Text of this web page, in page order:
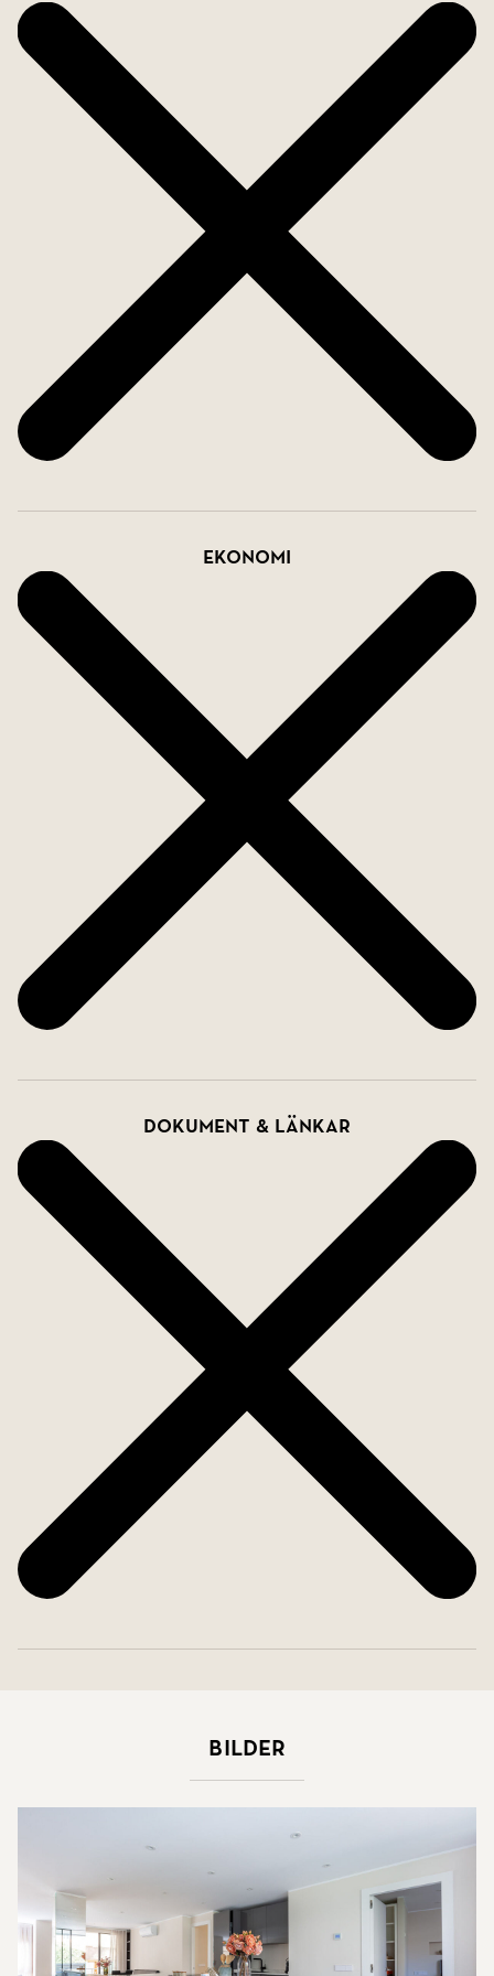
Bostaden rymmer två generösa sovrum med
inbyggda garderober och två elegant designade
badrum. Varmt färgsatta ytor i kombination med
naturstensdetaljer skapar en harmonisk och
sofistikerad atmosfär i varje rum.
Bland bekvämligheterna finns golvvärme,
luftkonditionering (varm/kall), dubbla glaspartier,
stengolv, elektriska handdukstorkar, separat
tvättstuga samt tillgång till en gemensam
takterrass med fantastisk utsikt över stadens
takåsar. För den som önskar finns möjlighet att
hyra parkeringsplats i närheten för cirka 100
euro/månad.
En perfekt bostad för dig som söker diskret lyx,
komfort och närhet till kultur och historia i ett av
Medelhavets mest ikoniska kvarter.
Välkommen hem!
Ekonomi
Dokument & länkar
Bilder